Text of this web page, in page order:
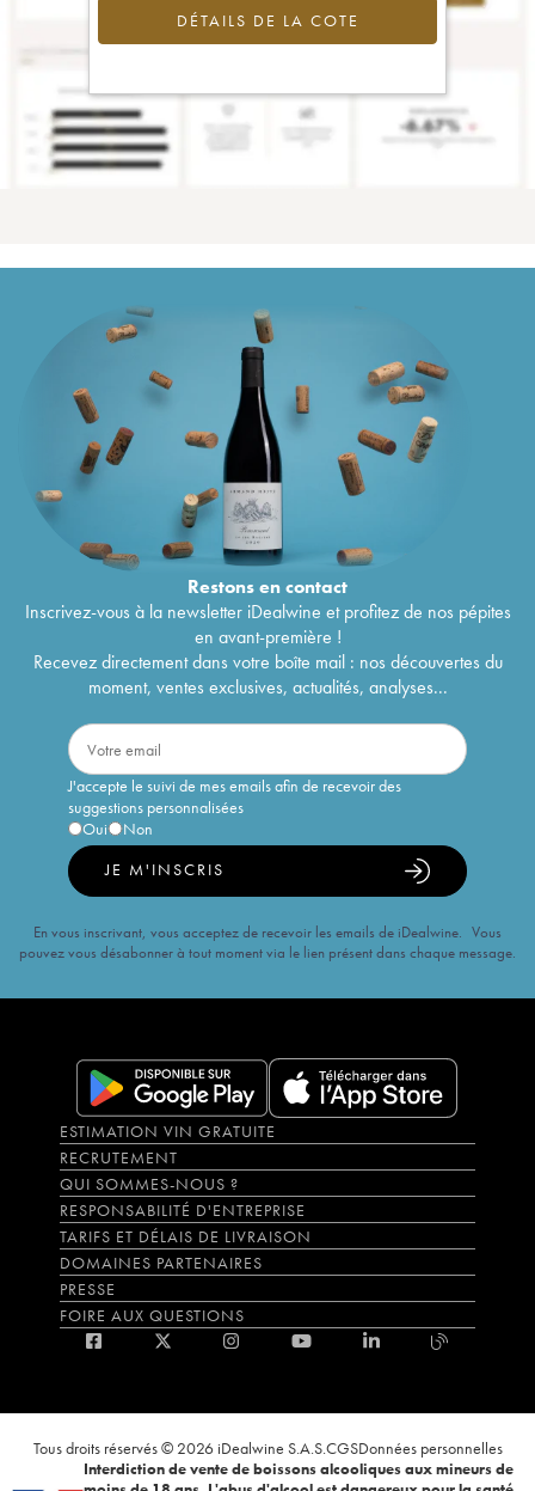
DÉTAILS DE LA COTE
Restons encontact
Inscrivez-vous à la newsletter iDealwine et profitez de nos pépites
en avant-première !
Recevez directement dans votre boîte mail : nos découvertes du
moment, ventes exclusives, actualités, analyses...
J'accepte le suivi de mes emails afin de recevoir des
suggestions personnalisées
Oui
Non
JE M'INSCRIS
En vous inscrivant, vous acceptez de recevoir les emails de iDealwine. Vous
pouvez vous désabonner à tout moment via le lien présent dans chaque message.
ESTIMATION VIN GRATUITE
RECRUTEMENT
QUI SOMMES-NOUS ?
RESPONSABILITÉ D'ENTREPRISE
TARIFS ET DÉLAIS DE LIVRAISON
DOMAINES PARTENAIRES
PRESSE
FOIRE AUX QUESTIONS
Tous droits réservés © 2026 iDealwine S.A.S.CGSDonnées personnelles
Interdiction de vente de boissons alcooliques aux mineurs de